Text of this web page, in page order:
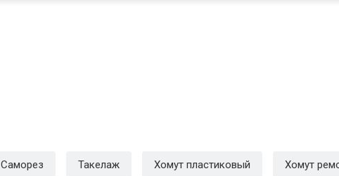
Саморез Такелаж Хомут пластиковый Хомут